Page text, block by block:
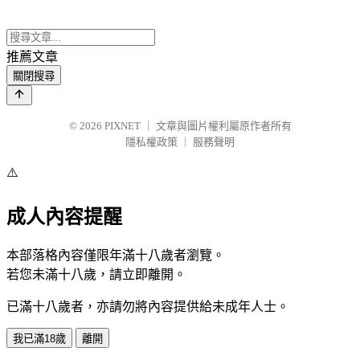
推薦文章
關閉搜尋
© 2026 PIXNET
文章與圖片權利屬原作者所有
隱私權政策
服務聲明
⚠️
成人內容提醒
本部落格內容僅限年滿十八歲者瀏覽。
若您未滿十八歲，請立即離開。
已滿十八歲者，亦請勿將內容提供給未成年人士。
我已滿18歲 離開